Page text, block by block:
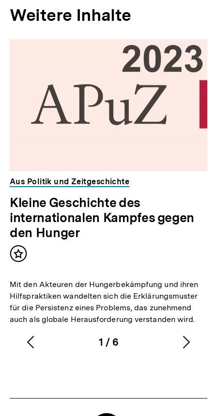
Weitere Inhalte
Aus Politik und Zeitgeschichte
Kleine Geschichte des
internationalen Kampfes gegen
den Hunger
Inhalt
Mit den Akteuren der Hungerbekämpfung und ihren
Hilfspraktiken wandelten sich die Erklärungsmuster
für die Persistenz eines Problems, das zunehmend
auch als globale Herausforderung verstanden wird.
Karussellinhalt
1
von
/ 6
Vorherigen